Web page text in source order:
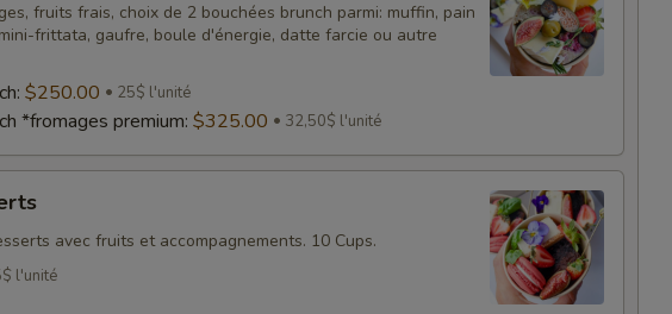
fruits frais, choix de 2 bouchées brunch parmi: muffin, pain
frittata, gaufre, boule d'énergie, datte farcie ou autre
$250.00 25$ l'unité
*fromages premium: $325.00 32,50$ l'unité
avec fruits et accompagnements. 10 Cups.
l'unité